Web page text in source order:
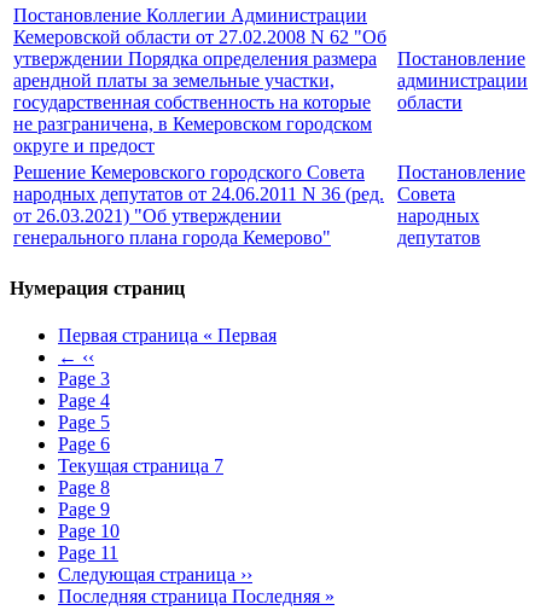
Постановление Коллегии Администрации
Кемеровской области от 27.02.2008 N 62 "Об
утверждении Порядка определения размера
арендной платы за земельные участки,
государственная собственность на которые
не разграничена, в Кемеровском городском
округе и предост
Постановление
администрации
области
Решение Кемеровского городского Совета
народных депутатов от 24.06.2011 N 36 (ред.
от 26.03.2021) "Об утверждении
генерального плана города Кемерово"
Постановление
Совета
народных
депутатов
Нумерация страниц
Первая страница « Первая
← ‹‹
Page 3
Page 4
Page 5
Page 6
Текущая страница 7
Page 8
Page 9
Page 10
Page 11
Следующая страница ››
Последняя страница Последняя »